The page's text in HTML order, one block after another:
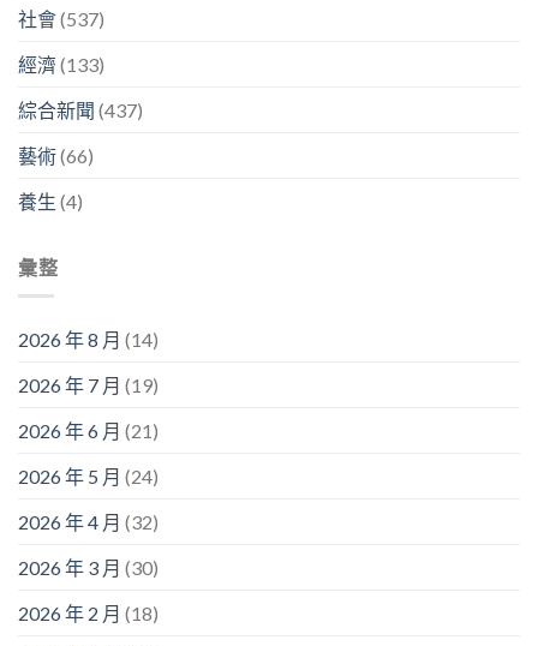
社會(537)
經濟 (133)
綜合新聞 (437)
藝術(66)
養生 (4)
彙整
2026 年 8 月 (14)
2026 年 7 月 (19)
2026 年 6 月 (21)
2026 年 5 月 (24)
2026 年 4 月 (32)
2026 年 3 月 (30)
2026 年 2 月 (18)